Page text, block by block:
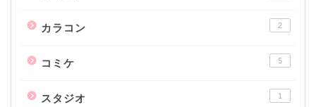
カラコン 2
コミケ 5
スタジオ 1